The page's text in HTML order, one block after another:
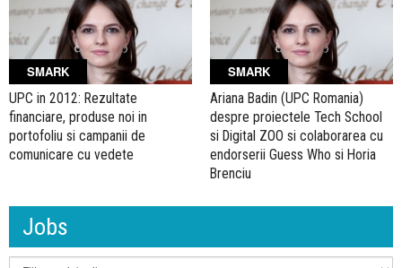
SMARK
UPC in 2012: Rezultate
financiare, produse noi in
portofoliu si campanii de
comunicare cu vedete
SMARK
Ariana Badin (UPC Romania)
despre proiectele Tech School
si Digital ZOO si colaborarea cu
endorserii Guess Who si Horia
Brenciu
Jobs